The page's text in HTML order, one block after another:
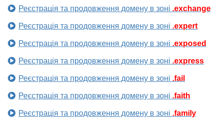
Реєстрація та продовження домену в зоні .exchange
Реєстрація та продовження домену в зоні .expert
Реєстрація та продовження домену в зоні .exposed
Реєстрація та продовження домену в зоні .express
Реєстрація та продовження домену в зоні .fail
Реєстрація та продовження домену в зоні .faith
Реєстрація та продовження домену в зоні .family